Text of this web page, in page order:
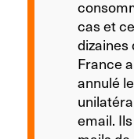
cas et
dizaines
France
annulé
email.